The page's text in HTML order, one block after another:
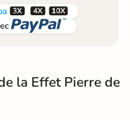
 

la Effet Pierre de